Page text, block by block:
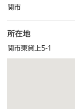
関市
所在地
関市東貸上5-1